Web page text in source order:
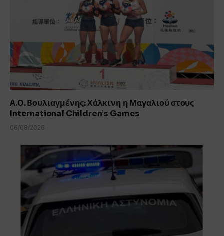
Α.Ο. Βουλιαγμένης: Χάλκινη η Μαγαλιού στους
International Children’s Games
06/08/2026